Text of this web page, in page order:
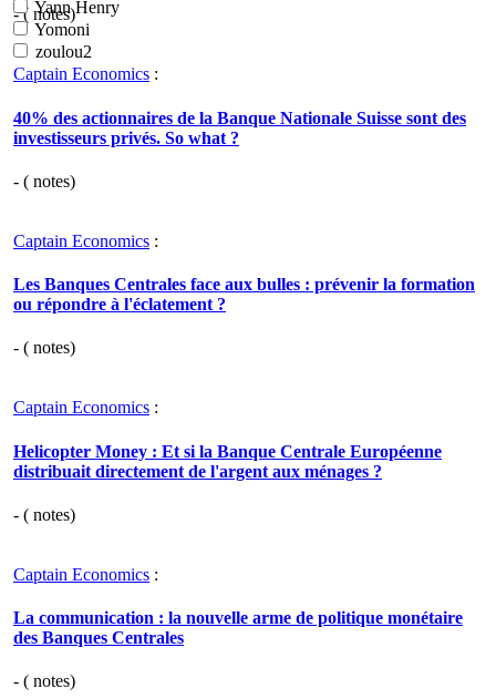
Yann Henry
Yomoni
zoulou2
- ( notes)
Captain Economics :
40% des actionnaires de la Banque Nationale Suisse sont des
investisseurs privés. So what ?
- ( notes)
Captain Economics :
Les Banques Centrales face aux bulles : prévenir la formation
ou répondre à l'éclatement ?
- ( notes)
Captain Economics :
Helicopter Money : Et si la Banque Centrale Européenne
distribuait directement de l'argent aux ménages ?
- ( notes)
Captain Economics :
La communication : la nouvelle arme de politique monétaire
des Banques Centrales
- ( notes)